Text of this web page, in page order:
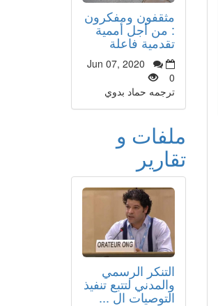
مثقفون ومفكرون
: من أجل أممية
تقدمية فاعلة
Jun 07, 2020
0
ترجمه حماد بدوي
ملفات و
تقارير
التنكر الرسمي
والمدني لتتبع تنفيذ
التوصيات ال ...